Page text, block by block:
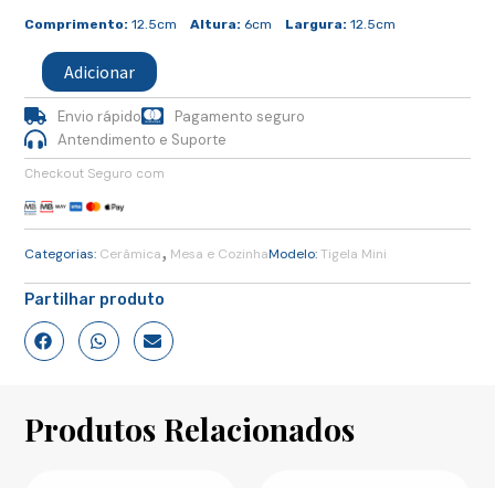
Comprimento: 12.5cm Altura: 6cm Largura: 12.5cm
Tigela
Mini
TurquesaAdicionar
Envio rápido
Pagamento seguro
Antendimento e Suporte
Checkout Seguro com
Categorias: Cerâmica, Mesa e CozinhaModelo:Tigela Mini
Partilhar produto
Produtos Relacionados